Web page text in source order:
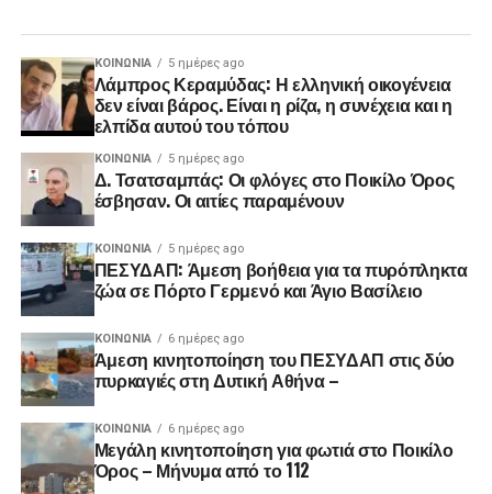
ΚΟΙΝΩΝΊΑ 5 ημέρες ago
Λάμπρος Κεραμύδας: Η ελληνική οικογένεια
δεν είναι βάρος. Είναι η ρίζα, η συνέχεια και η
ελπίδα αυτού του τόπου
ΚΟΙΝΩΝΊΑ 5 ημέρες ago
Δ. Τσατσαμπάς: Οι φλόγες στο Ποικίλο Όρος
έσβησαν. Οι αιτίες παραμένουν
ΚΟΙΝΩΝΊΑ 5 ημέρες ago
ΠΕΣΥΔΑΠ: Άμεση βοήθεια για τα πυρόπληκτα
ζώα σε Πόρτο Γερμενό και Άγιο Βασίλειο
ΚΟΙΝΩΝΊΑ 6 ημέρες ago
Άμεση κινητοποίηση του ΠΕΣΥΔΑΠ στις δύο
πυρκαγιές στη Δυτική Αθήνα –
ΚΟΙΝΩΝΊΑ 6 ημέρες ago
Μεγάλη κινητοποίηση για φωτιά στο Ποικίλο
Όρος – Μήνυμα από το 112